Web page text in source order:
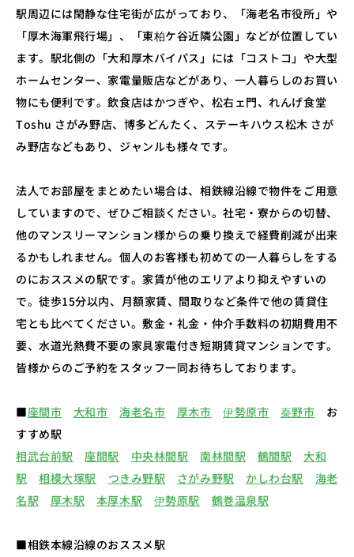
駅周辺には閑静な住宅街が広がっており、「海老名市役所」や
「厚木海軍飛行場」、「東柏ケ谷近隣公園」などが位置してい
ます。駅北側の「大和厚木バイパス」には「コストコ」や大型
ホームセンター、家電量販店などがあり、一人暮らしのお買い
物にも便利です。飲食店はかつぎや、松右ェ門、れんげ食堂
Toshu さがみ野店、博多どんたく、ステーキハウス松木 さが
み野店などもあり、ジャンルも様々です。
法人でお部屋をまとめたい場合は、相鉄線沿線で物件をご用意
していますので、ぜひご相談ください。社宅・寮からの切替、
他のマンスリーマンション様からの乗り換えで経費削減が出来
るかもしれません。個人のお客様も初めての一人暮らしをする
のにおススメの駅です。家賃が他のエリアより抑えやすいの
で。徒歩15分以内、月額家賃、間取りなど条件で他の賃貸住
宅とも比べてください。敷金・礼金・仲介手数料の初期費用不
要、水道光熱費不要の家具家電付き短期賃貸マンションです。
皆様からのご予約をスタッフ一同お待ちしております。
■座間市 大和市 海老名市 厚木市 伊勢原市 秦野市 お
すすめ駅
相武台前駅
座間駅 中央林間駅 南林間駅 鶴間駅
大和
駅
相模大塚駅 つきみ野駅 さがみ野駅 かしわ台駅
海老
名駅
厚木駅 本厚木駅 伊勢原駅 鶴巻温泉駅
■相鉄本線沿線のおススメ駅